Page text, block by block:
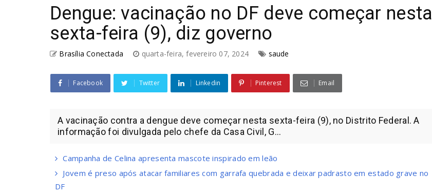
Dengue: vacinação no DF deve começar nesta
sexta-feira (9), diz governo
Brasília Conectada quarta-feira, fevereiro 07, 2024 saude
Facebook Twitter Linkedin Pinterest Email
A vacinação contra a dengue deve começar nesta sexta-feira (9), no Distrito Federal. A
informação foi divulgada pelo chefe da Casa Civil, G...
Campanha de Celina apresenta mascote inspirado em leão
Jovem é preso após atacar familiares com garrafa quebrada e deixar padrasto em estado grave no
DF